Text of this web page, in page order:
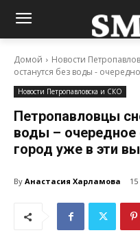
Домой Новости
останутся без воды -
Новости Петропавловска и СКО
Петропавловцы
воды –
город уже в эти
By Анастасия Харламова